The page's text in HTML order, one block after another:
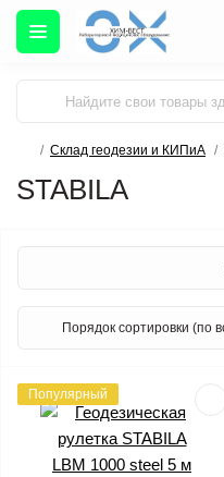
Склад геодезии и КИПиА
STABILA
Популярный